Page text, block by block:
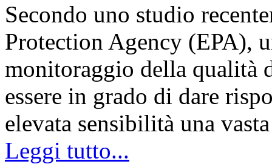
Secondo uno studio
Protection Agency (EPA),
monitoraggio della qualità
essere in grado di dare
elevata sensibilità una
Leggi tutto...